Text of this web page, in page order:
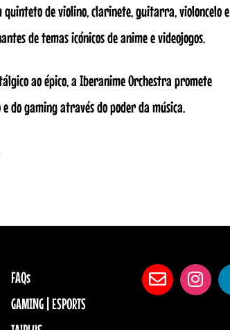
quinteto de violino, clarinete, guitarra, violoncelo e
de temas icónicos de anime e videojogos.
ao épico, a Iberanime Orchestra promete
do gaming através do poder da música.
FAQs
GAMING | ESPORTS